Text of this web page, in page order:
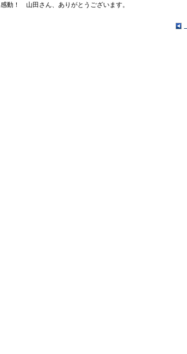
感動！ 山田さん、ありがとうございます。